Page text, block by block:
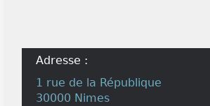
Adresse :
1 rue de la République
30000 Nimes